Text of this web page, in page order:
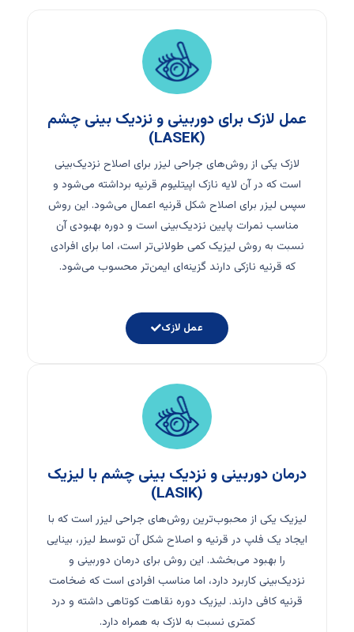
عمل لازک برای دوربینی و نزدیک بینی چشم
(LASEK)
لازک یکی از روش‌های جراحی لیزر برای اصلاح نزدیک‌بینی
است که در آن لایه نازک اپیتلیوم قرنیه برداشته می‌شود و
سپس لیزر برای اصلاح شکل قرنیه اعمال می‌شود. این روش
مناسب نمرات پایین نزدیک‌بینی است و دوره بهبودی آن
نسبت به روش لیزیک کمی طولانی‌تر است، اما برای افرادی
که قرنیه نازکی دارند گزینه‌ای ایمن‌تر محسوب می‌شود.
عمل لازک
درمان دوربینی و نزدیک بینی چشم با لیزیک
(LASIK)
لیزیک یکی از محبوب‌ترین روش‌های جراحی لیزر است که با
ایجاد یک فلپ در قرنیه و اصلاح شکل آن توسط لیزر، بینایی
را بهبود می‌بخشد. این روش برای درمان دوربینی و
نزدیک‌بینی کاربرد دارد، اما مناسب افرادی است که ضخامت
قرنیه کافی دارند. لیزیک دوره نقاهت کوتاهی داشته و درد
کمتری نسبت به لازک به همراه دارد.